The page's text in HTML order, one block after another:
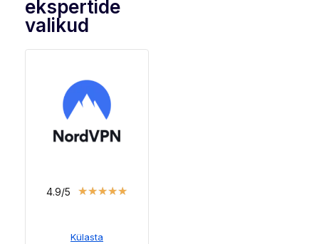
ekspertide
valikud
4.9/5 ★★★★★
Külasta